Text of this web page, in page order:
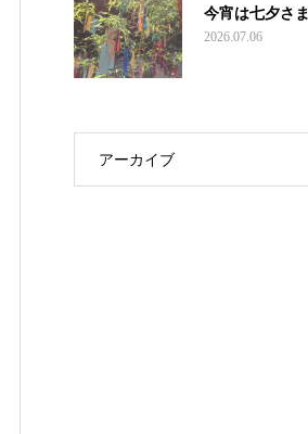
今宵は七夕さま
2026.07.06
アーカイブ